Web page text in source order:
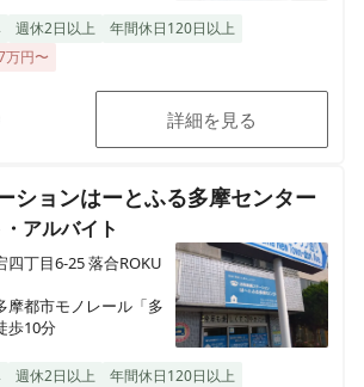
週休2日以上
年間休日120日以上
万円〜
詳細を見る
ションはーとふる多摩センター
アルバイト
四丁目6-25 落合ROKU
摩都市モノレール「多
歩10分
週休2日以上
年間休日120日以上